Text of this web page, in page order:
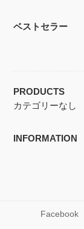
ベストセラー
PRODUCTS
カテゴリーなし
INFORMATION
Facebook